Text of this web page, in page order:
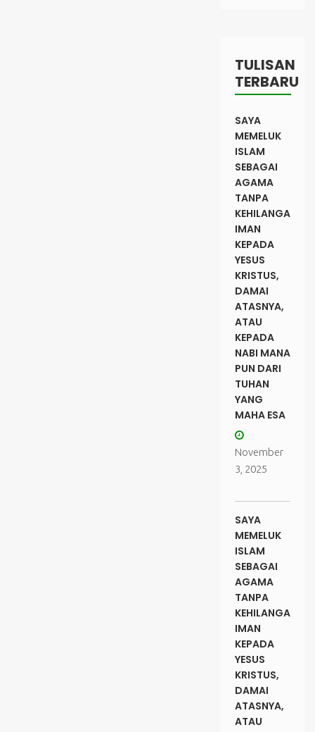
TULISAN
TERBARU
SAYA
MEMELUK
ISLAM
SEBAGAI
AGAMA
TANPA
KEHILANGAN
IMAN
KEPADA
YESUS
KRISTUS,
DAMAI
ATASNYA,
ATAU
KEPADA
NABI MANA
PUN DARI
TUHAN
YANG
MAHA ESA
November
3, 2025
SAYA
MEMELUK
ISLAM
SEBAGAI
AGAMA
TANPA
KEHILANGAN
IMAN
KEPADA
YESUS
KRISTUS,
DAMAI
ATASNYA,
ATAU